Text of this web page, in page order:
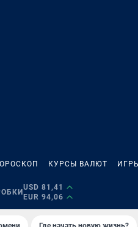
КУРСЫ ВАЛЮТ
USD 81,41
EUR 94,06